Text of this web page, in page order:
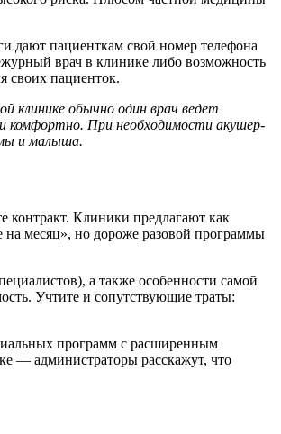
дают пациенткам свой номер телефона
врач в клинике либо возможность
своих пациенток.
клинике обычно один врач ведет
комфортно. При необходимости акушер-
и малыша.
контракт. Клиники предлагают как
на месяц», но дороже разовой программы
а также особенности самой
Учтите и сопутствующие траты:
программ с расширенным
— администраторы расскажут, что